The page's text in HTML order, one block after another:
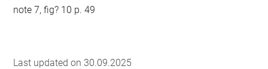
note 7, fig? 10 p. 49
Last updated on 30.09.2025